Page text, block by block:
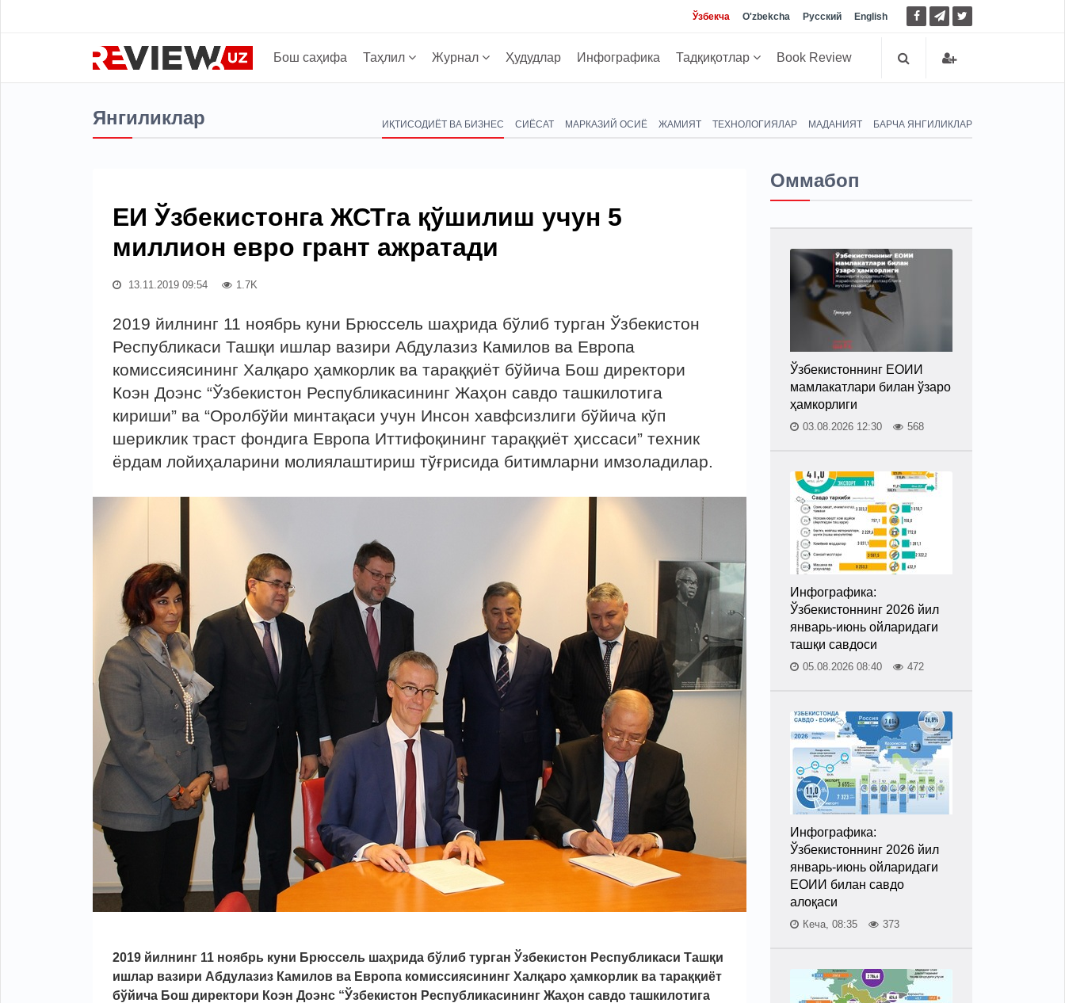
Ўзбекча O'zbekcha Русский English
Бош саҳифа Таҳлил Журнал Ҳудудлар Инфографика Тадқиқотлар Book Review
Янгиликлар ИҚТИСОДИЁТ ВА БИЗНЕС СИЁСАТ МАРКАЗИЙ ОСИЁ ЖАМИЯТ ТЕХНОЛОГИЯЛАР МАДАНИЯТ БАРЧА ЯНГИЛИКЛАР
ЕИ Ўзбекистонга ЖСТга қўшилиш учун 5
миллион евро грант ажратади
13.11.2019 09:54 1.7K
2019 йилнинг 11 ноябрь куни Брюссель шаҳрида бўлиб турган Ўзбекистон
Республикаси Ташқи ишлар вазири Абдулазиз Камилов ва Европа
комиссиясининг Халқаро ҳамкорлик ва тараққиёт бўйича Бош директори
Коэн Доэнс “Ўзбекистон Республикасининг Жаҳон савдо ташкилотига
кириши” ва “Оролбўйи минтақаси учун Инсон хавфсизлиги бўйича кўп
шериклик траст фондига Европа Иттифоқининг тараққиёт ҳиссаси” техник
ёрдам лойиҳаларини молиялаштириш тўғрисида битимларни имзоладилар.
2019 йилнинг 11 ноябрь куни Брюссель шаҳрида бўлиб турган Ўзбекистон Республикаси Ташқи
ишлар вазири Абдулазиз Камилов ва Европа комиссиясининг Халқаро ҳамкорлик ва тараққиёт
бўйича Бош директори Коэн Доэнс “Ўзбекистон Республикасининг Жаҳон савдо ташкилотига
Оммабоп
Ўзбекистоннинг ЕОИИ
мамлакатлари билан ўзаро
ҳамкорлиги
03.08.2026 12:30 568
Инфографика:
Ўзбекистоннинг 2026 йил
январь-июнь ойларидаги
ташқи савдоси
05.08.2026 08:40 472
Инфографика:
Ўзбекистоннинг 2026 йил
январь-июнь ойларидаги
ЕОИИ билан савдо
алоқаси
Кеча, 08:35 373